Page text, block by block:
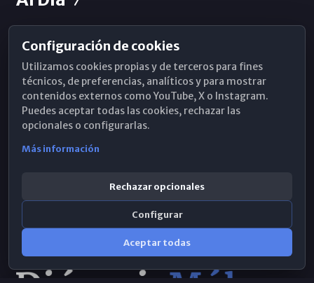
Horarios de Misa
Hemeroteca
WhatsApp
Configuración de cookies
Utilizamos cookies propias y de terceros para fines
técnicos, de preferencias, analíticos y para mostrar
contenidos externos como YouTube, X o Instagram.
Puedes aceptar todas las cookies, rechazar las
opcionales o configurarlas.
Más información
Rechazar opcionales
Configurar
Aceptar todas